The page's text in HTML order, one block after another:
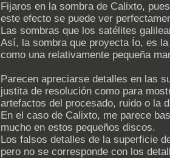
Fijaros en la sombra de Calixto,
este efecto se puede ver
Las sombras que los satélites
Así, la sombra que proyecta Ío, es
como una relativamente pequeña
Parecen apreciarse detalles en las
justita de resolución como para
artefactos del procesado, ruido o la
En el caso de Calixto, me parece
mucho en estos pequeños discos.
Los falsos detalles de la superficie
pero no se corresponde con los